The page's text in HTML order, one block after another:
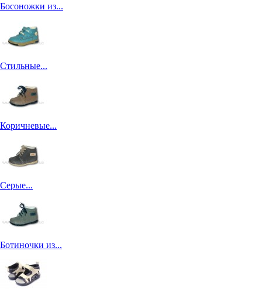
Босоножки из...
Стильные...
Коричневые...
Серые...
Ботиночки из...